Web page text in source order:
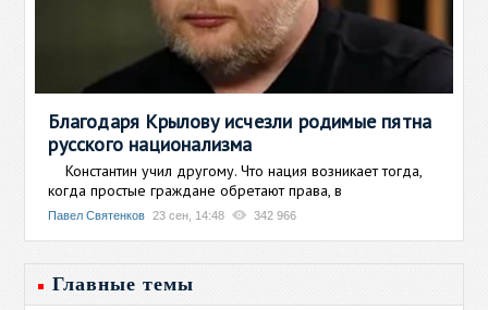
Благодаря Крылову исчезли родимые пятна
русского национализма
Константин учил другому. Что нация возникает тогда,
когда простые граждане обретают права, в
Павел Святенков 23 сен, 14:48 342 966
Главные темы